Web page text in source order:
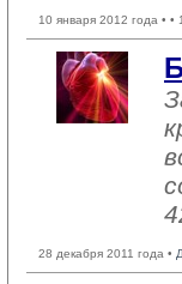
10 января 2012 года • •
28 декабря 2011 года •